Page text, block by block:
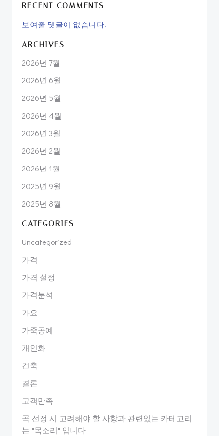
RECENT COMMENTS
보여줄 댓글이 없습니다.
ARCHIVES
2026년 7월
2026년 6월
2026년 5월
2026년 4월
2026년 3월
2026년 2월
2026년 1월
2025년 9월
2025년 8월
CATEGORIES
Uncategorized
가격
가격 설정
가격분석
가요
가죽공예
개인화
건축
결론
고객만족
곡 선정 시 고려해야 할 사항과 관련있는 카테고리
는 "목소리" 입니다